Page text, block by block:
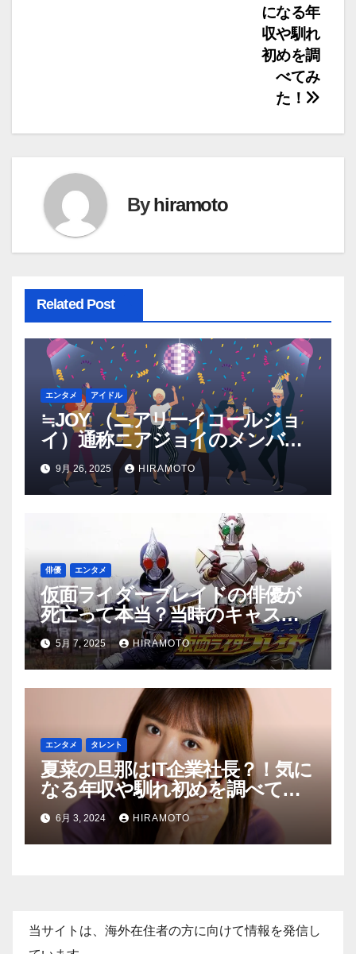
シ
ン
になる年
収や馴れ
初めを調
べてみ
た！
Byhiramoto
Related Post
エンタメ アイドル
≒JOY （ニアリーイコールジョ
イ）通称ニアジョイのメンバー
の年齢やメンバーカラーは？
9月 26, 2025 HIRAMOTO
俳優 エンタメ
仮面ライダーブレイドの俳優が
死亡って本当？当時のキャスト
を調査！
5月 7, 2025 HIRAMOTO
エンタメ タレント
夏菜の旦那はIT企業社長？！気に
なる年収や馴れ初めを調べてみ
た！
6月 3, 2024 HIRAMOTO
当サイトは、海外在住者の方に向けて情報を発信し